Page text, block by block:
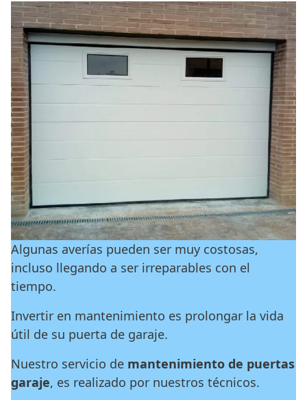
Algunas averías pueden ser muy costosas,
incluso llegando a ser irreparables con el
tiempo.
Invertir en mantenimiento es prolongar la vida
útil de su puerta de garaje.
Nuestro servicio de mantenimiento de puertas
garaje, es realizado por nuestros técnicos.